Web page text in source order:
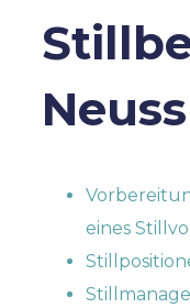
Neuss
eines